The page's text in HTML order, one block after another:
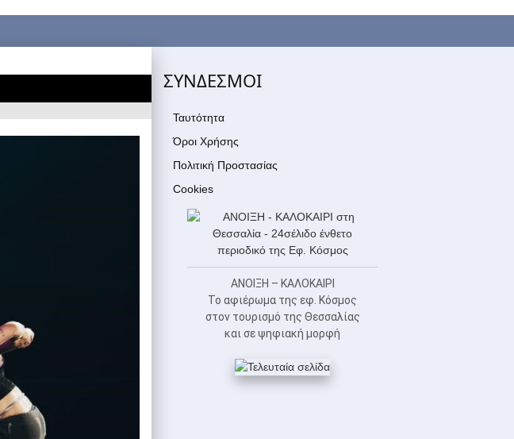
ΣΥΝΔΕΣΜΟΙ
Ταυτότητα
Όροι Χρήσης
Πολιτική Προστασίας
Cookies
ΑΝΟΙΞΗ – ΚΑΛΟΚΑΙΡΙ
Το αφιέρωμα της εφ. Κόσμος
στον τουρισμό της Θεσσαλίας
και σε ψηφιακή μορφή